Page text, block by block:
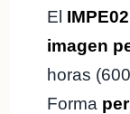
El
imagen
horas
Forma